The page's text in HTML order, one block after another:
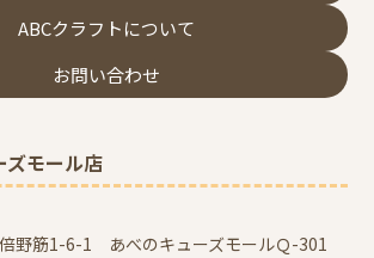
ABCクラフトについて
お問い合わせ
ズモール店
野筋1-6-1 あべのキューズモールＱ-301